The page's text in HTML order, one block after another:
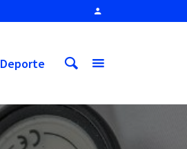
Deporte